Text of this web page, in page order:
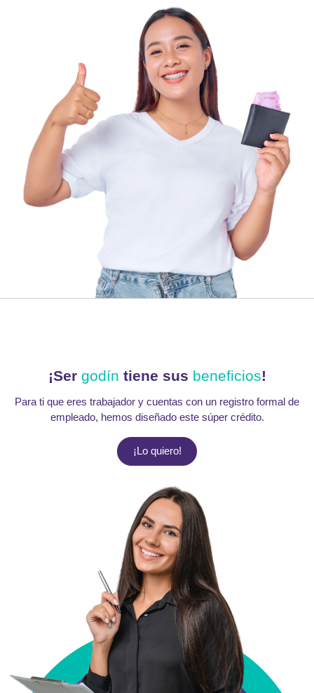
Con el créditoPal' que trabaja
muy sencilloobtener ese dinero que tanto
necesitas para hacer crecer tu presupuesto,
sobrepasar emergencias y/o lograr tus
godíntiene sus
Para ti que eres trabajador y cuentas con un registro
empleado, hemos diseñado este súper crédito.
¡Lo quiero!